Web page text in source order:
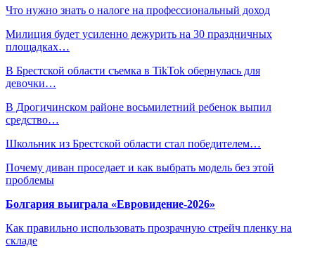
Что нужно знать о налоге на профессиональный доход
Милиция будет усиленно дежурить на 30 праздничных
площадках…
В Брестской области съемка в TikTok обернулась для
девочки…
В Дрогичинском районе восьмилетний ребенок выпил
средство…
Школьник из Брестской области стал победителем…
Почему диван проседает и как выбрать модель без этой
проблемы
Болгария выиграла «Евровидение-2026»
Как правильно использовать прозрачную стрейч пленку на
складе